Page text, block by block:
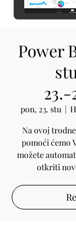
Power
23.-
pon, 23. stu
  |
Na ovoj
pomoći ćemo
možete
otkriti